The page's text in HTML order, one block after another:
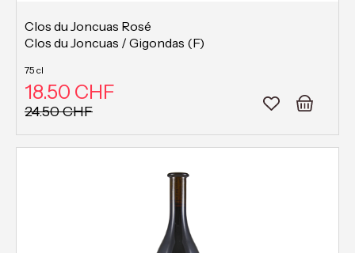
Clos du Joncuas Rosé
Clos du Joncuas / Gigondas (F)
75 cl
18.50 CHF
24.50 CHF